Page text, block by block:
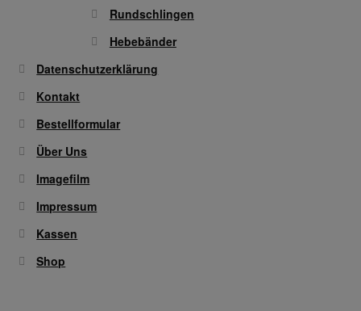
Rundschlingen
Hebebänder
Datenschutzerklärung
Kontakt
Bestellformular
Über Uns
Imagefilm
Impressum
Kassen
Shop